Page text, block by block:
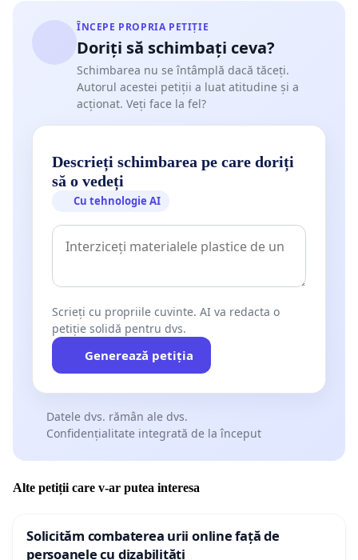
ÎNCEPE PROPRIA PETIȚIE
Doriți să schimbați ceva?
Schimbarea nu se întâmplă dacă tăceți.
Autorul acestei petiții a luat atitudine și a
acționat. Veți face la fel?
Descrieți schimbarea pe care doriți
să o vedeți
Cu tehnologie AI
Scrieți cu propriile cuvinte. AI va redacta o
petiție solidă pentru dvs.
Generează petiția
Datele dvs. rămân ale dvs.
Confidențialitate integrată de la început
Alte petiții care v-ar putea interesa
Solicităm combaterea urii online față de
persoanele cu dizabilități